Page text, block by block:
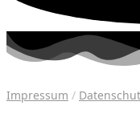
Impressum /